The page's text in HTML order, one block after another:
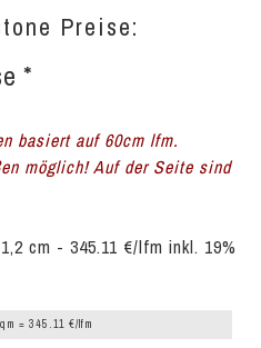
Preise:
*
basiert auf 60cm lfm.
möglich! Auf der Seite sind
cm - 345.11 €/lfm inkl. 19%
= 345.11 €/lfm